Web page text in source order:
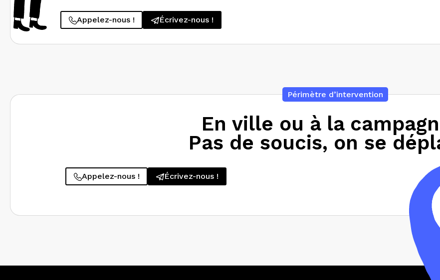
Appelez-nous ! Écrivez-nous !
Périmètre d’intervention
En ville ou à la
Pas de soucis, on se
Appelez-nous ! Écrivez-nous !